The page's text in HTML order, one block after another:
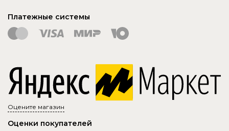
Платежные системы
Оцените магазин
Оценки покупателей